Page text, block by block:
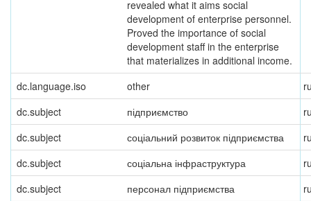
revealed what it aims social
development of enterprise personnel.
Proved the importance of social
development staff in the enterprise
that materializes in additional income.
dc.language.iso other
dc.subject
підприємство
dc.subject
соціальний розвиток підприємства
dc.subject
соціальна інфраструктура
dc.subject
персонал підприємства